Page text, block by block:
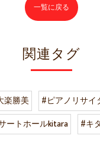
一覧に戻る
関連タグ
楽勝美
#ピアノリサイ
ートホールkitara
#キ